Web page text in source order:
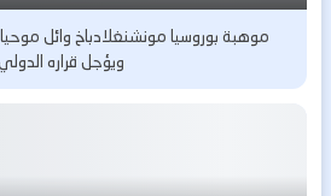
موهبة بوروسيا مونشنغلادباخ وائل
ويؤجل قراره